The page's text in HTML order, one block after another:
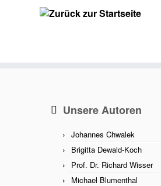
Unsere Autoren
Johannes Chwalek
Brigitta Dewald-Koch
Prof. Dr. Richard Wisser
Michael Blumenthal